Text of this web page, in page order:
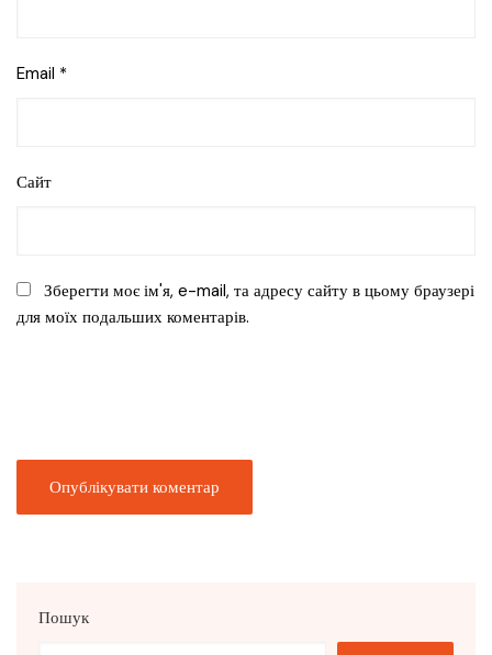
Email *
Сайт
Зберегти моє ім'я, e-mail, та адресу сайту в цьому браузері
для моїх подальших коментарів.
Пошук